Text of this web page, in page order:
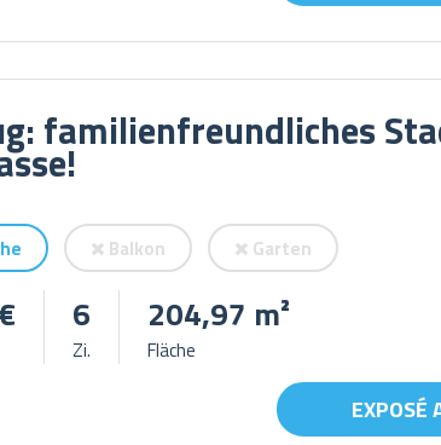
familienfreundliches
Balkon Garten
6
Zi.
204,97 m²
Fläche
EXPOSÉ